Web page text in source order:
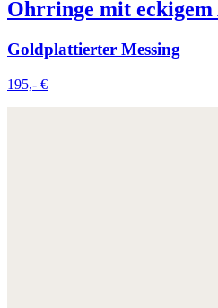
Ohrringe mit eckigem
Goldplattierter Messing
195,- €